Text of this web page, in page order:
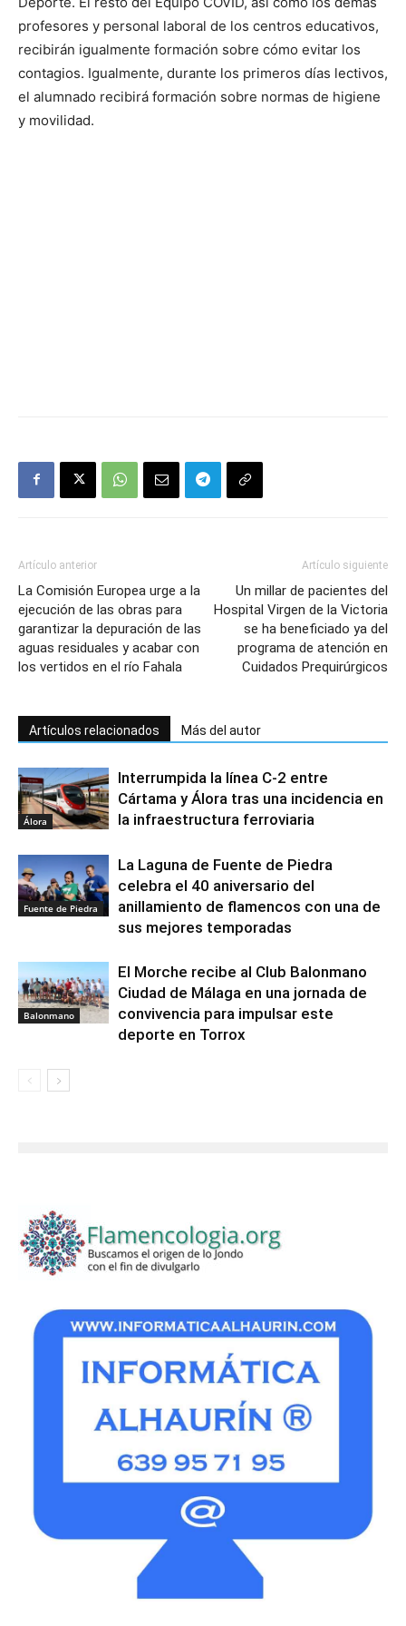
profesores y personal laboral de los centros educativos,
recibirán igualmente formación sobre cómo evitar los
contagios. Igualmente, durante los primeros días lectivos,
el alumnado recibirá formación sobre normas de higiene
y movilidad.
Artículo anterior
La Comisión Europea urge a la
ejecución de las obras para
garantizar la depuración de las
aguas residuales y acabar con
los vertidos en el río Fahala
Artículo siguiente
Un millar de pacientes del
Hospital Virgen de la Victoria
se ha beneficiado ya del
programa de atención en
Cuidados Prequirúrgicos
Artículos relacionados Más del autor
Álora
Interrumpida la línea C-2 entre
Cártama y Álora tras una incidencia en
la infraestructura ferroviaria
Fuente de Piedra
La Laguna de Fuente de Piedra
celebra el 40 aniversario del
anillamiento de flamencos con una de
sus mejores temporadas
Balonmano
El Morche recibe al Club Balonmano
Ciudad de Málaga en una jornada de
convivencia para impulsar este
deporte en Torrox